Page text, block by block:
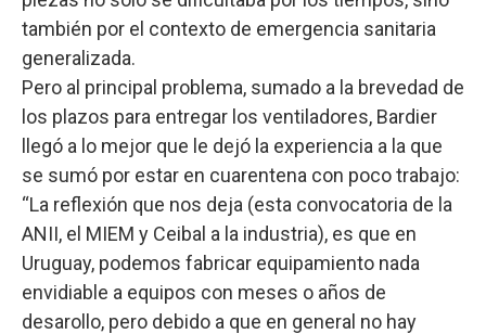
también por el contexto de emergencia sanitaria
generalizada.
Pero al principal problema, sumado a la brevedad de
los plazos para entregar los ventiladores, Bardier
llegó a lo mejor que le dejó la experiencia a la que
se sumó por estar en cuarentena con poco trabajo:
“La reflexión que nos deja (esta convocatoria de la
ANII, el MIEM y Ceibal a la industria), es que en
Uruguay, podemos fabricar equipamiento nada
envidiable a equipos con meses o años de
desarollo, pero debido a que en general no hay